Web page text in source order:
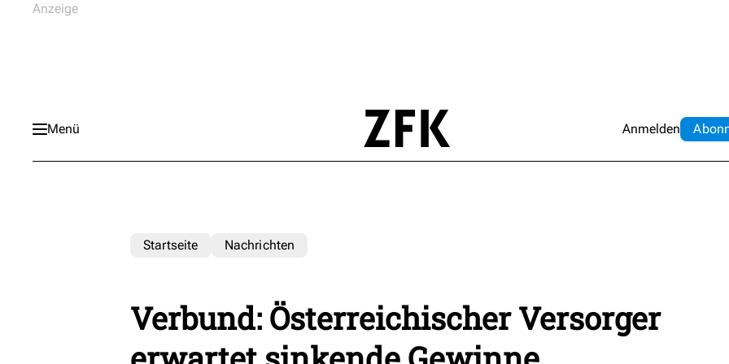
Menü Anmelden Abo
Startseite Nachrichten
Verbund: Österreichischer Versorger